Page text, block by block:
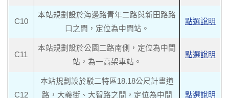
C10
本站規劃設於海邊路青年二路與新田路路
口之間，定位為中間站。
點選說明
C11
本站規劃設於公園二路南側，定位為中間
站，為一高架車站。
點選說明
C12
本站規劃設於駁二特區18.18公尺計畫道
路，大義街、大智路之間，定位為中間
點選說明